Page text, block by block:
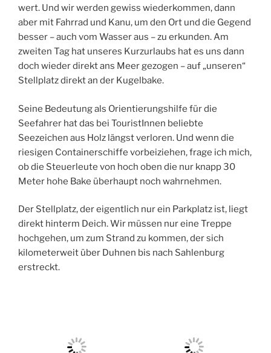
wert. Und wir werden gewiss wiederkommen, dann
aber mit Fahrrad und Kanu, um den Ort und die Gegend
besser – auch vom Wasser aus – zu erkunden. Am
zweiten Tag hat unseres Kurzurlaubs hat es uns dann
doch wieder direkt ans Meer gezogen – auf „unseren“
Stellplatz direkt an der Kugelbake.
Seine Bedeutung als Orientierungshilfe für die
Seefahrer hat das bei TouristInnen beliebte
Seezeichen aus Holz längst verloren. Und wenn die
riesigen Containerschiffe vorbeiziehen, frage ich mich,
ob die Steuerleute von hoch oben die nur knapp 30
Meter hohe Bake überhaupt noch wahrnehmen.
Der Stellplatz, der eigentlich nur ein Parkplatz ist, liegt
direkt hinterm Deich. Wir müssen nur eine Treppe
hochgehen, um zum Strand zu kommen, der sich
kilometerweit über Duhnen bis nach Sahlenburg
erstreckt.